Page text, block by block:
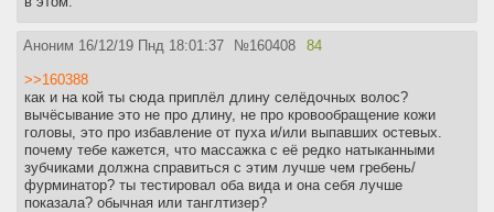
Аноним 16/12/19 Пнд 18:01:37 №160408 84
>>160388
как и на кой ты сюда приплёл длину селёдочных волос?
вычёсывание это не про длину, не про кровообращение кожи
головы, это про избавление от пуха и/или выпавших остевых.
почему тебе кажется, что массажка с её редко натыканными
зубчиками должна справиться с этим лучше чем гребень/
фурминатор? ты тестировал оба вида и она себя лучше
показала? обычная или танглтизер?